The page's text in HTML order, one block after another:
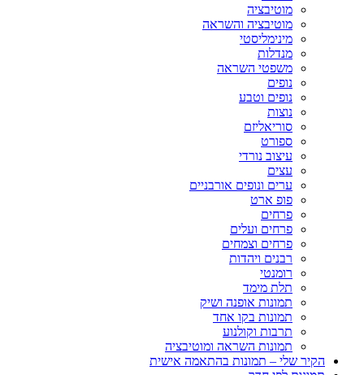
מוטיבציה
מוטיבציה והשראה
מינימליסטי
מנדלות
משפטי השראה
נופים
נופים וטבע
נוצות
סוריאליזם
ספורט
עיצוב נורדי
עצים
ערים ונופים אורבניים
פופ ארט
פרחים
פרחים ועלים
פרחים וצמחים
רבנים ויהדות
רומנטי
תלת מימד
תמונות אופנה ושיק
תמונות בקו אחד
תרבות וקולנוע
תמונות השראה ומוטיבציה
הקיר שלי – תמונות בהתאמה אישית